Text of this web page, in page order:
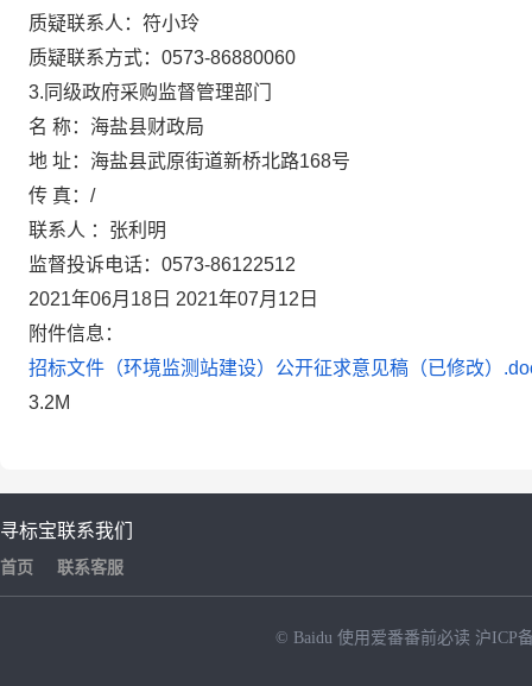
质疑联系人：符小玲
质疑联系方式：0573-86880060
3.同级政府采购监督管理部门
名 称：海盐县财政局
地 址：海盐县武原街道新桥北路168号
传 真：/
联系人 ：张利明
监督投诉电话：0573-86122512
2021年06月18日 2021年07月12日
附件信息：
招标文件（环境监测站建设）公开征求意见稿（已修改）
3.2M
寻标宝
首页
联系我们
联系客服
© Baidu 使用爱番番前必读 沪ICP